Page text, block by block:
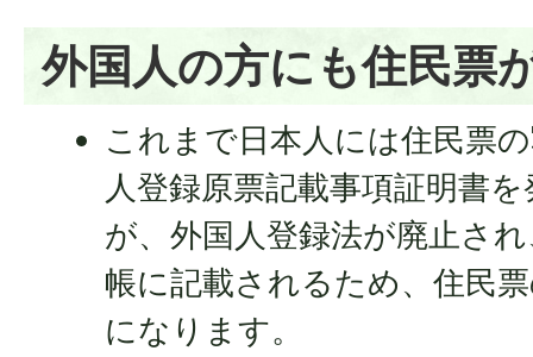
外国人の方にも住民票
これまで日本人には住民票
人登録原票記載事項証明書
が、外国人登録法が廃止さ
帳に記載されるため、住民
になります。